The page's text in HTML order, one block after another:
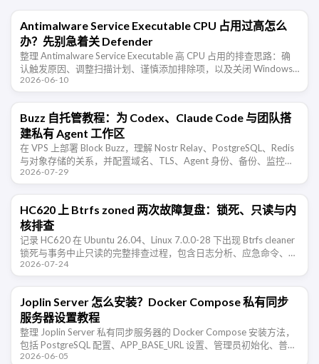
Antimalware Service Executable CPU 占用过高怎么
办？先别急着关 Defender
整理 Antimalware Service Executable 高 CPU 占用的排查思路：确
认触发原因、调整扫描计划、谨慎添加排除项，以及关闭 Windows
Defender 的风险。
2026-06-10
Buzz 自托管教程：为 Codex、Claude Code 与团队搭
建私有 Agent 工作区
在 VPS 上部署 Block Buzz，理解 Nostr Relay、PostgreSQL、Redis
与对象存储的关系，并配置域名、TLS、Agent 身份、备份、监控和
公网安全。
2026-07-29
HC620 上 Btrfs zoned 两次故障复盘：锁死、只读与内
核排查
记录 HC620 在 Ubuntu 26.04、Linux 7.0.0-28 下出现 Btrfs cleaner
锁死与事务中止只读的完整排查过程，包含日志分析、应急命令、数
据校验和内核测试方案。
2026-07-24
Joplin Server 怎么安装？Docker Compose 私有同步
服务器设置教程
整理 Joplin Server 私有同步服务器的 Docker Compose 安装方法，
包括 PostgreSQL 配置、APP_BASE_URL 设置、管理员初始化、普通
用户激活、客户端同步和反 …
2026-06-05